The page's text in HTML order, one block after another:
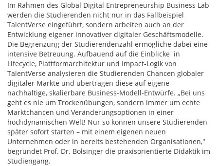
Im Rahmen des Global Digital Entrepreneurship Business Lab
werden die Studierenden nicht nur in das Fallbeispiel
TalentVerse eingeführt, sondern arbeiten auch an der
Entwicklung eigener innovativer digitaler Geschäftsmodelle.
Die Begrenzung der Studierendenzahl ermögliche dabei eine
intensive Betreuung. Aufbauend auf die Einblicke in
Lifecycle, Plattformarchitektur und Impact-Logik von
TalentVerse analysieren die Studierenden Chancen globaler
digitaler Märkte und übertragen diese auf eigene
nachhaltige, skalierbare Business-Modell-Entwürfe. „Bei uns
geht es nie um Trockenübungen, sondern immer um echte
Marktchancen und Veränderungsoptionen in einer
hochdynamischen Welt! Nur so können unsere Studierenden
später sofort starten – mit einem eigenen neuen
Unternehmen oder in bereits bestehenden Organisationen,"
begründet Prof. Dr. Bolsinger die praxisorientierte Didaktik im
Studiengang.